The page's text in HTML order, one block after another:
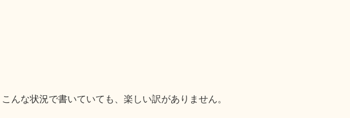
んな状況で書いていても、楽しい訳がありません。